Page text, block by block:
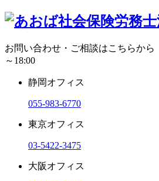
お問い合わせ・ご相談はこちらから
～18:00
静岡オフィス
055-983-6770
東京オフィス
03-5422-3475
大阪オフィス